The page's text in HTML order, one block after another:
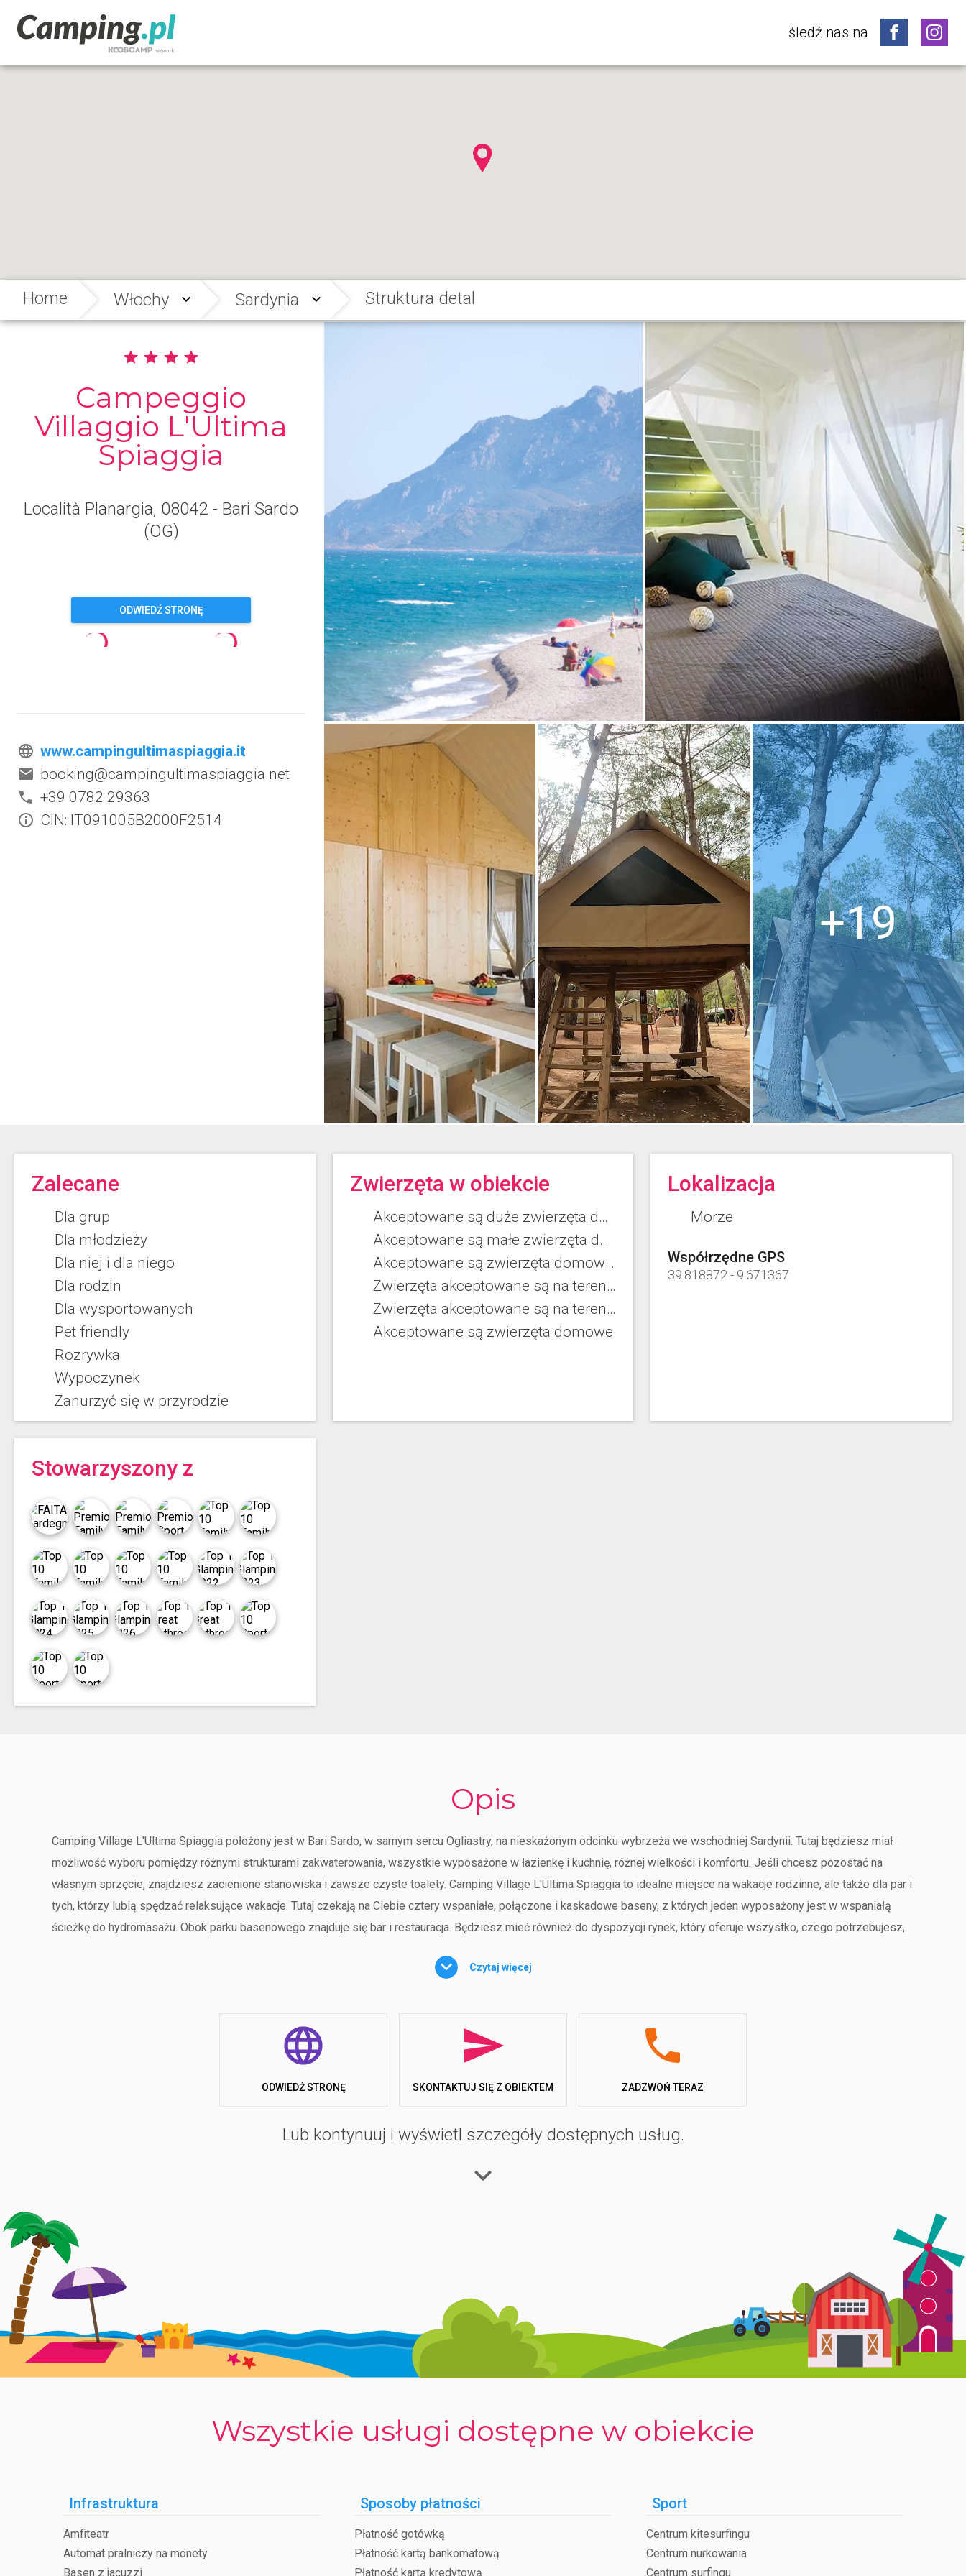
śledź nas na
Home Włochy Sardynia Struktura detal
Campeggio
Villaggio L'Ultima
Spiaggia
Località Planargia, 08042 - Bari Sardo
(OG)
ODWIEDŹ STRONĘ
www.campingultimaspiaggia.it
booking@campingultimaspiaggia.net
+39 0782 29363
CIN: IT091005B2000F2514
Zalecane
Dla grup
Dla młodzieży
Dla niej i dla niego
Dla rodzin
Dla wysportowanych
Pet friendly
Rozrywka
Wypoczynek
Zanurzyć się w przyrodzie
Zwierzęta w obiekcie
Akceptowane są duże zwierzęta domowe
Akceptowane są małe zwierzęta domowe
Akceptowane są zwierzęta domowe średniej wielkości
Zwierzęta akceptowane są na terenie kempingu
Zwierzęta akceptowane są na terenie ośrodka wczasowego
Akceptowane są zwierzęta domowe
Lokalizacja
Morze
Współrzędne GPS
39.818872 - 9.671367
Stowarzyszony z
Opis
Camping Village L'Ultima Spiaggia położony jest w Bari Sardo, w samym sercu Ogliastry, na nieskażonym odcinku wybrzeża we wschodniej Sardynii. Tutaj będziesz miał
możliwość wyboru pomiędzy różnymi strukturami zakwaterowania, wszystkie wyposażone w łazienkę i kuchnię, różnej wielkości i komfortu. Jeśli chcesz pozostać na
własnym sprzęcie, znajdziesz zacienione stanowiska i zawsze czyste toalety. Camping Village L'Ultima Spiaggia to idealne miejsce na wakacje rodzinne, ale także dla par i
tych, którzy lubią spędzać relaksujące wakacje. Tutaj czekają na Ciebie cztery wspaniałe, połączone i kaskadowe baseny, z których jeden wyposażony jest w wspaniałą
ścieżkę do hydromasażu. Obok parku basenowego znajduje się bar i restauracja. Będziesz mieć również do dyspozycji rynek, który oferuje wszystko, czego potrzebujesz,
Czytaj więcej
ODWIEDŹ STRONĘ SKONTAKTUJ SIĘ Z OBIEKTEM ZADZWOŃ TERAZ
Lub kontynuuj i wyświetl szczegóły dostępnych usług.
Wszystkie usługi dostępne w obiekcie
Infrastruktura
Amfiteatr
Automat pralniczy na monety
Basen z jacuzzi
Sposoby płatności
Płatność gotówką
Płatność kartą bankomatową
Płatność kartą kredytową
Sport
Centrum kitesurfingu
Centrum nurkowania
Centrum surfingu